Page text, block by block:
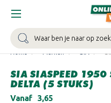
Zoeken
WIN EEN BALLONVAART:Bij
muurverf
Bekijk
Home Merken SIA
SIA SIASPEED 1950
DELTA (5 STUKS)
Vanaf €3,65